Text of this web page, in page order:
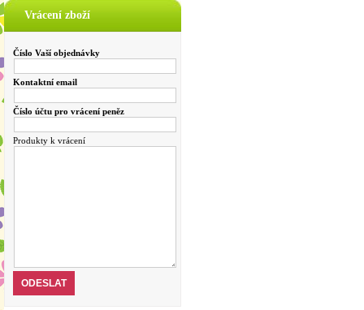
Vrácení zboží
Číslo Vaší objednávky
Kontaktní email
Číslo účtu pro vrácení peněz
Produkty k vrácení